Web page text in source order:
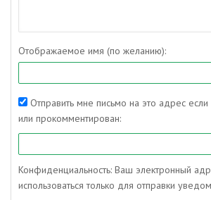
Отображаемое имя (по желанию):
Отправить мне письмо на это адрес
или прокомментирован:
Конфиденциальность: Ваш электронный
использоваться только для отправки